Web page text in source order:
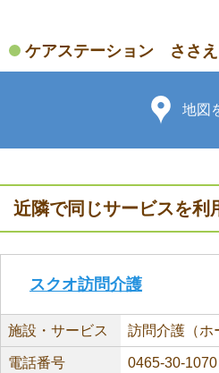
ケアステーション ささえ
地図
近隣で同じサービスを利
スクオ訪問介護
施設・サービス 訪問介護（ホ
電話番号 0465-30-1070